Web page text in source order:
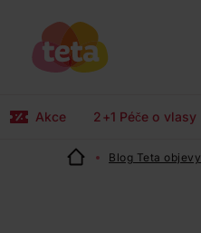
Akce 2+1 Péče o vlasy
Blog Teta objevy